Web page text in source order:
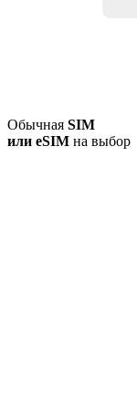
Обычная SIM
или eSIM на выбор